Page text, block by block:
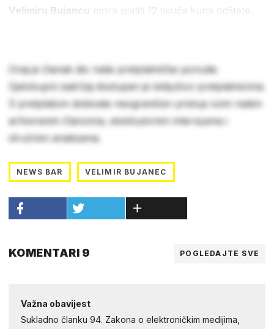
Velimiru Bujancu mora platiti 12 tisuća kuna odštete.
Ovaj je članak dio naše pretplatničke ponude.
Cjelokupni sadržaj dostupan je isključivo pretplatnicima.
S pretplatom dobivate neograničen pristup svim našim
arhiviranim člancima, ekskluzivnim intervjuima i
stručnim analizama.
NEWS BAR VELIMIR BUJANEC
KOMENTARI 9 POGLEDAJTE SVE
Važna obavijest
Sukladno članku 94. Zakona o elektroničkim medijima,